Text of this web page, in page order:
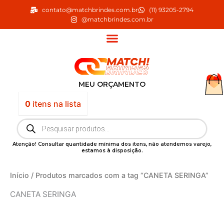
o
contato@matchbrindes.com.br
(11) 93205-2794
@matchbrindes.com.br
MEU ORÇAMENTO
0itens na lista
Pesquisar
produtos
Atenção! Consultar quantidade mínima dos itens, não atendemos varejo,
estamos à disposição.
Início / Produtos marcados com a tag “CANETA SERINGA”
CANETA SERINGA